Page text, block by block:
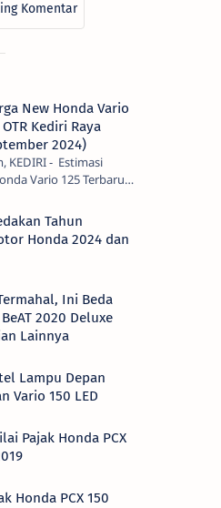
New Honda Vario
Kediri Raya
2024)
KEDIRI - Estimasi
Vario 125 Terbaru
(Update September
PT Astra Honda
Tahun
Honda 2024 dan
Ini Beda
2020 Deluxe
Lainnya
Lampu Depan
Vario 150 LED
Pajak Honda PCX
Honda PCX 150